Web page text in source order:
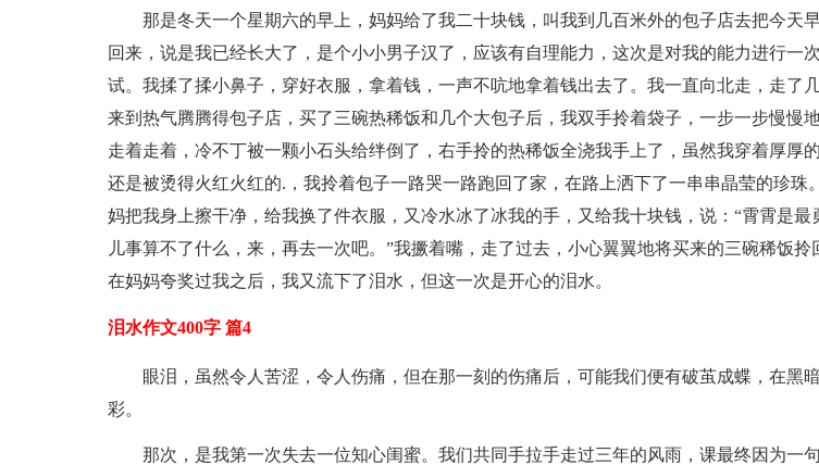
那是冬天一个星期六的早上，妈妈给了我二十块钱，叫我到几百米外的包子店去把今天
回来，说是我已经长大了，是个小小男子汉了，应该有自理能力，这次是对我的能力进行一
试。我揉了揉小鼻子，穿好衣服，拿着钱，一声不吭地拿着钱出去了。我一直向北走，走了
来到热气腾腾得包子店，买了三碗热稀饭和几个大包子后，我双手拎着袋子，一步一步慢慢
走着走着，冷不丁被一颗小石头给绊倒了，右手拎的热稀饭全浇我手上了，虽然我穿着厚厚
还是被烫得火红火红的.，我拎着包子一路哭一路跑回了家，在路上洒下了一串串晶莹的珍珠
妈把我身上擦干净，给我换了件衣服，又冷水冰了冰我的手，又给我十块钱，说：“霄霄是最
儿事算不了什么，来，再去一次吧。”我撅着嘴，走了过去，小心翼翼地将买来的三碗稀饭拎
在妈妈夸奖过我之后，我又流下了泪水，但这一次是开心的泪水。
泪水作文400字 篇4
眼泪，虽然令人苦涩，令人伤痛，但在那一刻的伤痛后，可能我们便有破茧成蝶，在黑
彩。
那次，是我第一次失去一位知心闺蜜。我们共同手拉手走过三年的风雨，课最终因为一